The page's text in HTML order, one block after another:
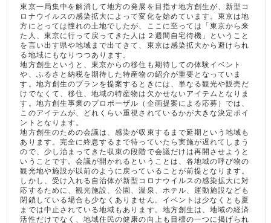
東京一局集中を解消して地方の発展を目指す地方創生が、新型コ
ロナウイルスの感染拡大によって変化を始めています。東京は地
方にとっては憧れの土地でしたが、ここに至っては「東京から来
た人、東京に行って戻ってきた人は２週間自宅待機」ということ
を言い出す県や地域まで出てきて、東京は感染拡大から避けられ
る地域にもなりつつあります。
地方創生というと、東京からの移住も期待しての体験イベント
や、ふるさと納税を期待した特産物の紹介が重要となっていま
す。地方創生のプランを提案するときには、単なる観光や販売だ
けでなくて、移住、地域の特産物は欠かせないアイテムとなりま
す。地方創生事業のプロポーザル（企画提案による応募）では、
このアイテムが、どれくらい重視されているかが大きな決定ポイ
ントとなります。
地方創生のための会議は、感染が収束するまで延期という地域も
あります。完全に終息するまで待っていたら実施が遅れてしまう
ので、少し治まってきた収束の段階で会議だけは再開させようと
いうことです。会議が開かれるということは、各地域の呼び物の
観光地や施設が以前のように戻っていることが前提となります。
しかし、受け入れる自治体が新型コロナウイルスの感染拡大に対
応するために、観光施設、公園、温泉、ホテル、運動施設なども
閉鎖している場合も少なくありません。イベントは少なくとも夏
までは中止されている地域もあります。地方創生は、地域の経済
活性だけでなく、地域住民の健康の向上も目標の一つに掲げられ